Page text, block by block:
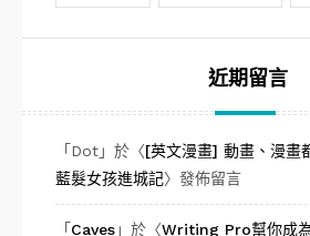
近期留言
「 Dot」於〈[英文漫畫] 動畫、漫畫
藍髮女孩進城記〉發佈留言
「 Caves」於〈Writing Pro幫你成